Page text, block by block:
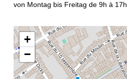
von Montag bis Freitag de 9h à 17h.
+
−